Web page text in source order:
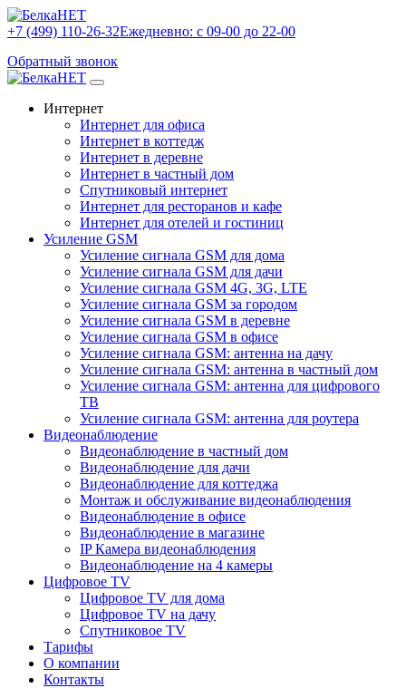
+7 (499) 110-26-32Ежедневно: с 09-00 до 22-00
Обратный звонок
Интернет
Интернет для офиса
Интернет в коттедж
Интернет в деревне
Интернет в частный дом
Спутниковый интернет
Интернет для ресторанов и кафе
Интернет для отелей и гостиниц
Усиление GSM
Усиление сигнала GSM для дома
Усиление сигнала GSM для дачи
Усиление сигнала GSM 4G, 3G, LTE
Усиление сигнала GSM за городом
Усиление сигнала GSM в деревне
Усиление сигнала GSM в офисе
Усиление сигнала GSM: антенна на дачу
Усиление сигнала GSM: антенна в частный дом
Усиление сигнала GSM: антенна для цифрового
ТВ
Усиление сигнала GSM: антенна для роутера
Видеонаблюдение
Видеонаблюдение в частный дом
Видеонаблюдение для дачи
Видеонаблюдение для коттеджа
Монтаж и обслуживание видеонаблюдения
Видеонаблюдение в офисе
Видеонаблюдение в магазине
IP Камера видеонаблюдения
Видеонаблюдение на 4 камеры
Цифровое TV
Цифровое TV для дома
Цифровое TV на дачу
Спутниковое TV
Тарифы
О компании
Контакты